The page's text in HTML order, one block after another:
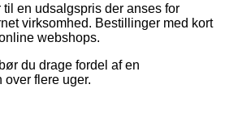
en udsalgspris der anses for
virksomhed. Bestillinger med kort
webshops.
du drage fordel af en
flere uger.